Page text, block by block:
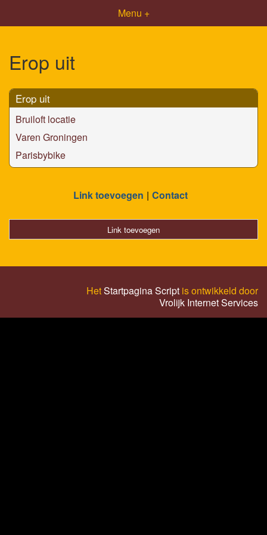
Menu +
Erop uit
Erop uit
Bruiloft locatie
Varen Groningen
Parisbybike
Link toevoegen Contact
Link toevoegen
HetStartpagina Script is ontwikkeld door
Vrolijk Internet Services